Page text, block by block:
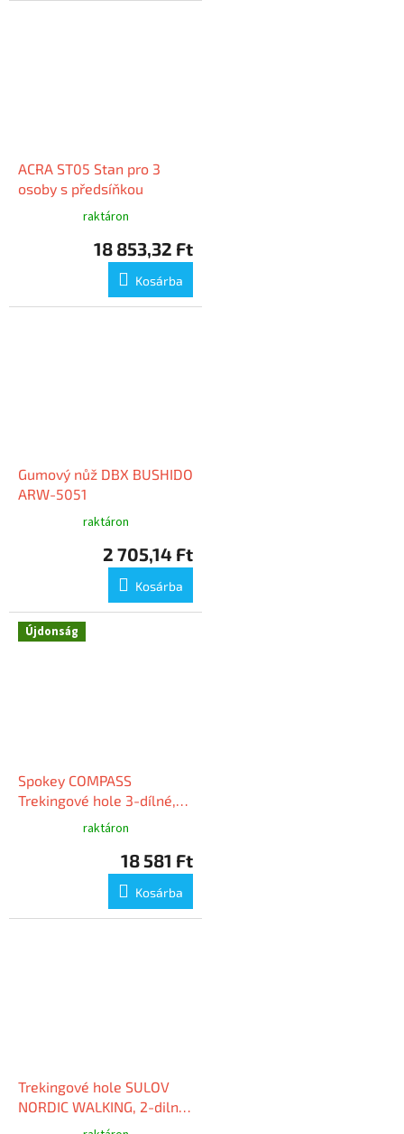
ACRA ST05 Stan pro 3
osoby s předsíňkou
raktáron
18 853,32 Ft
Kosárba
Gumový nůž DBX BUSHIDO
ARW-5051
raktáron
2 705,14 Ft
Kosárba
Újdonság
Spokey COMPASS
Trekingové hole 3-dílné,
zeleno-stříbrné
raktáron
18 581 Ft
Kosárba
Trekingové hole SULOV
NORDIC WALKING, 2-dilné,
pár, oranžová